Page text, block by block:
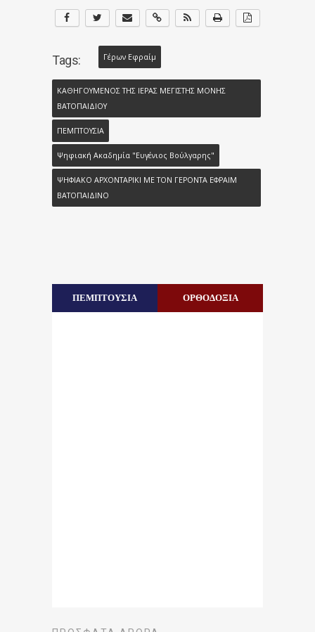
Tags: Γέρων Εφραίμ
ΚΑΘΗΓΟΥΜΕΝΟΣ ΤΗΣ ΙΕΡΑΣ ΜΕΓΙΣΤΗΣ ΜΟΝΗΣ
ΒΑΤΟΠΑΙΔΙΟΥ
ΠΕΜΠΤΟΥΣΙΑ
Ψηφιακή Ακαδημία "Ευγένιος Βούλγαρης"
ΨΗΦΙΑΚΟ ΑΡΧΟΝΤΑΡΙΚΙ ΜΕ ΤΟΝ ΓΕΡΟΝΤΑ ΕΦΡΑΙΜ
ΒΑΤΟΠΑΙΔΙΝΟ
ΠΕΜΠΤΟΥΣΙΑ ΟΡΘΟΔΟΞΙΑ